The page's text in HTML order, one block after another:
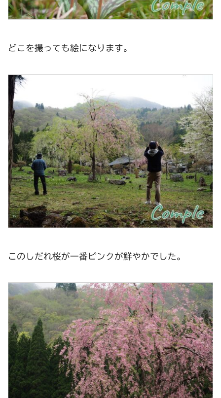
どこを撮っても絵になります。
このしだれ桜が一番ピンクが鮮やかでした。